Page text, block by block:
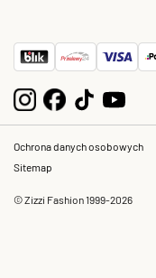
Ochrona danych osobowych
Sitemap
© Zizzi Fashion 1999-2026